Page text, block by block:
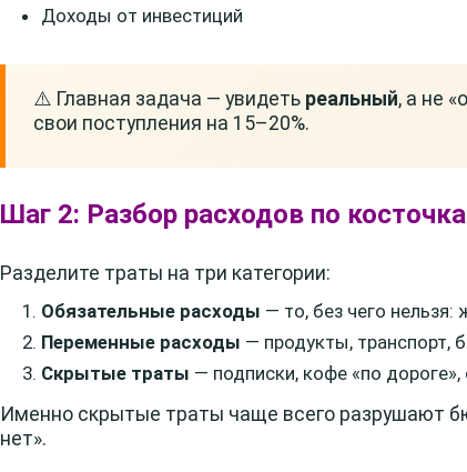
Доходы от инвестиций
⚠️ Главная задача — увидеть реальный, а не
свои поступления на 15–20%.
Шаг 2: Разбор расходов по
Разделите траты на три категории:
Обязательные расходы — то, без чего
Переменные расходы — продукты, транспорт,
Скрытые траты — подписки, кофе «по
Именно скрытые траты чаще всего разрушают
нет».